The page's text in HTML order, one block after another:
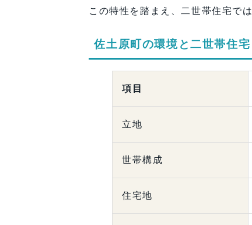
この特性を踏まえ、二世帯住宅で
佐土原町の環境と二世帯住宅
項目
立地
世帯構成
住宅地